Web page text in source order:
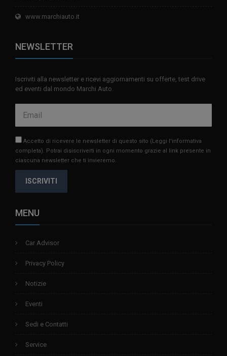
www.marchiauto.it
NEWSLETTER
Iscriviti alla newsletter e ricevi aggiornamenti su offerte, test drive
ed eventi dal mondo Marchi Auto.
Accetto di ricevere le newsletter di questo sito (Leggi l'informativa
completa). Potrai disiscriverti in ogni momento grazie al link presente in
ciascuna newsletter che ti invieremo.
ISCRIVITI
MENU
Car Advisor
Privacy Policy
Notizie
Eventi
Sedi e Contatti
Service